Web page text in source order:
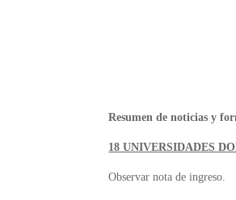
Resumen de noticias y
18 UNIVERSIDADES
Observar nota de ingreso.